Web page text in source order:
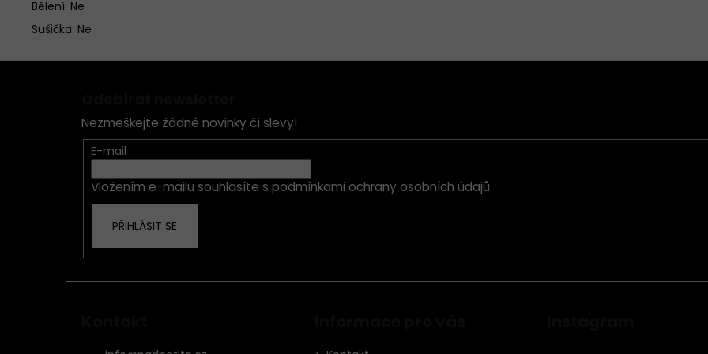
Bělení: Ne
Sušička: Ne
Nezmeškejte žádné novinky či slevy!
E-mail
Vložením e-mailu souhlasíte s podmínkami ochrany osobních údajů
PŘIHLÁSIT SE